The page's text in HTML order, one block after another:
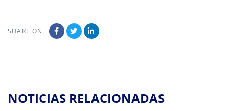
SHARE ON
NOTICIAS RELACIONADAS